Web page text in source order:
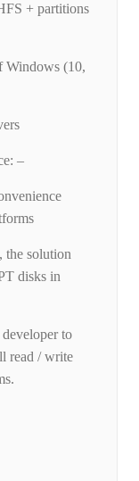
+ partitions
Windows (10,
–
the solution
disks in
to
read / write